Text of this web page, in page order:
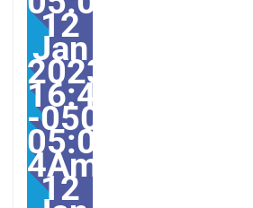
12
Jan
2023
16:45:23
-0500-
05:00-
4America/
12